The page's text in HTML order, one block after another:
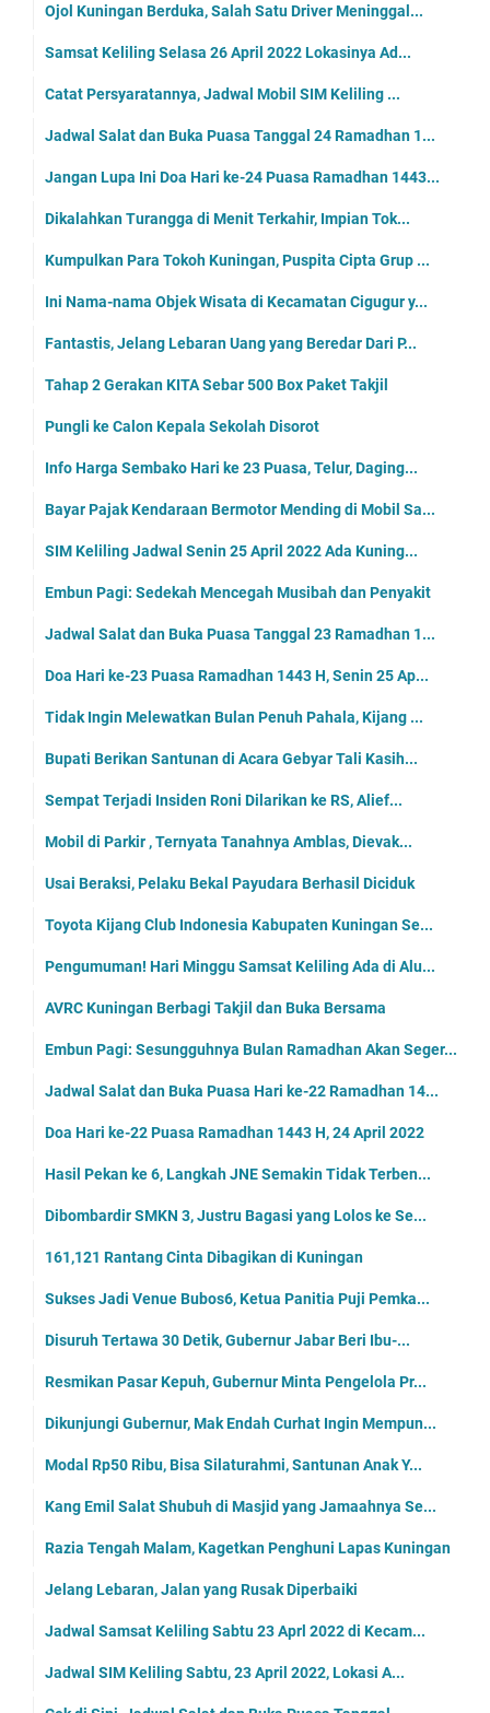
Ojol Kuningan Berduka, Salah Satu Driver Meninggal...
Samsat Keliling Selasa 26 April 2022 Lokasinya Ad...
Catat Persyaratannya, Jadwal Mobil SIM Keliling ...
Jadwal Salat dan Buka Puasa Tanggal 24 Ramadhan 1...
Jangan Lupa Ini Doa Hari ke-24 Puasa Ramadhan 1443...
Dikalahkan Turangga di Menit Terkahir, Impian Tok...
Kumpulkan Para Tokoh Kuningan, Puspita Cipta Grup ...
Ini Nama-nama Objek Wisata di Kecamatan Cigugur y...
Fantastis, Jelang Lebaran Uang yang Beredar Dari P...
Tahap 2 Gerakan KITA Sebar 500 Box Paket Takjil
Pungli ke Calon Kepala Sekolah Disorot
Info Harga Sembako Hari ke 23 Puasa, Telur, Daging...
Bayar Pajak Kendaraan Bermotor Mending di Mobil Sa...
SIM Keliling Jadwal Senin 25 April 2022 Ada Kuning...
Embun Pagi: Sedekah Mencegah Musibah dan Penyakit
Jadwal Salat dan Buka Puasa Tanggal 23 Ramadhan 1...
Doa Hari ke-23 Puasa Ramadhan 1443 H, Senin 25 Ap...
Tidak Ingin Melewatkan Bulan Penuh Pahala, Kijang ...
Bupati Berikan Santunan di Acara Gebyar Tali Kasih...
Sempat Terjadi Insiden Roni Dilarikan ke RS, Alief...
Mobil di Parkir , Ternyata Tanahnya Amblas, Dievak...
Usai Beraksi, Pelaku Bekal Payudara Berhasil Diciduk
Toyota Kijang Club Indonesia Kabupaten Kuningan Se...
Pengumuman! Hari Minggu Samsat Keliling Ada di Alu...
AVRC Kuningan Berbagi Takjil dan Buka Bersama
Embun Pagi: Sesungguhnya Bulan Ramadhan Akan Seger...
Jadwal Salat dan Buka Puasa Hari ke-22 Ramadhan 14...
Doa Hari ke-22 Puasa Ramadhan 1443 H, 24 April 2022
Hasil Pekan ke 6, Langkah JNE Semakin Tidak Terben...
Dibombardir SMKN 3, Justru Bagasi yang Lolos ke Se...
161,121 Rantang Cinta Dibagikan di Kuningan
Sukses Jadi Venue Bubos6, Ketua Panitia Puji Pemka...
Disuruh Tertawa 30 Detik, Gubernur Jabar Beri Ibu-...
Resmikan Pasar Kepuh, Gubernur Minta Pengelola Pr...
Dikunjungi Gubernur, Mak Endah Curhat Ingin Mempun...
Modal Rp50 Ribu, Bisa Silaturahmi, Santunan Anak Y...
Kang Emil Salat Shubuh di Masjid yang Jamaahnya Se...
Razia Tengah Malam, Kagetkan Penghuni Lapas Kuningan
Jelang Lebaran, Jalan yang Rusak Diperbaiki
Jadwal Samsat Keliling Sabtu 23 Aprl 2022 di Kecam...
Jadwal SIM Keliling Sabtu, 23 April 2022, Lokasi A...